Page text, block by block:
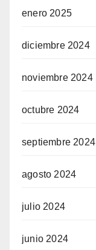
enero 2025
diciembre 2024
noviembre 2024
octubre 2024
septiembre 2024
agosto 2024
julio 2024
junio 2024